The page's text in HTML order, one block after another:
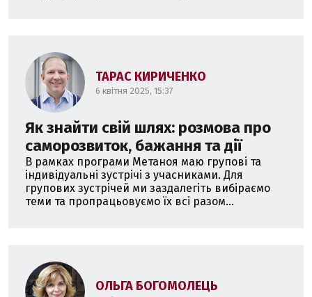
ТАРАС КИРИЧЕНКО
6 квітня 2025, 15:37
Як знайти свій шлях: розмова про
саморозвиток, бажання та дії
В рамках програми Метаноя маю групові та
індивідуальні зустрічі з учасниками. Для
групових зустрічей ми заздалегіть вибіраємо
теми та пропрацьовуємо їх всі разом...
ОЛЬГА БОГОМОЛЕЦЬ